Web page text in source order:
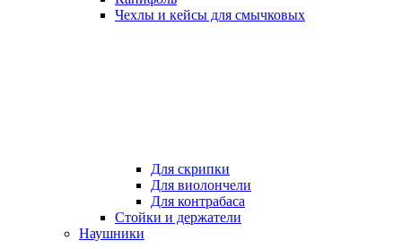
Чехлы и кейсы для смычковых
Для скрипки
Для виолончели
Для контрабаса
Стойки и держатели
Наушники